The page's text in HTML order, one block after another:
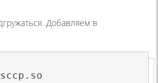
Добавляем в